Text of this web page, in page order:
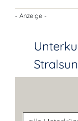
- Anzeige -
Unterkunftsart